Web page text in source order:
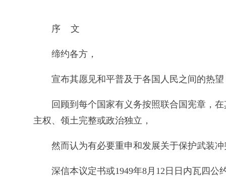
序 文
缔约各方，
宣布其愿见和平普及于各国人民之间的热望
回顾到每个国家有义务按照联合国宪章，
主权、领土完整或政治独立，
然而认为有必要重申和发展关于保护武装
深信本议定书或1949年8月12日日内瓦四